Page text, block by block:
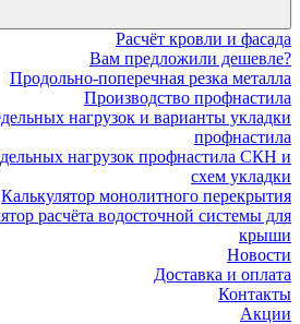
Расчёт кровли и фасада
Вам предложили дешевле?
Продольно-поперечная резка металла
Производство профнастила
нагрузок и варианты укладки
профнастила
нагрузок профнастила СКН и
схем укладки
Калькулятор монолитного перекрытия
расчёта водосточной системы для
крыши
Новости
Доставка и оплата
Контакты
Акции